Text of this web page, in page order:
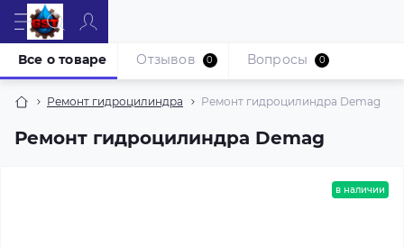
Ремонт гидроцилиндра Ремонт гидроцилиндра Demag
Ремонт гидроцилиндра Demag
Все о товаре Отзывов 0 Вопросы 0
в наличии